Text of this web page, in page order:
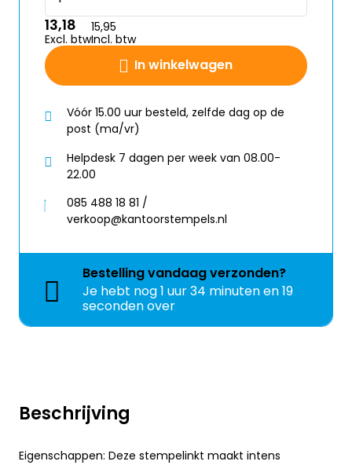
Beschrijving
Eigenschappen: Deze stempelinkt maakt intens
In winkelwagen
13,18
Excl. btw
15,95
Incl. btw
Vóór 15.00 uur besteld, zelfde dag op de
post (ma/vr)
Helpdesk 7 dagen per week van 08.00-
22.00
085 488 18 81 /
verkoop@kantoorstempels.nl
Bestellingvandaagverzonden?
Je hebt nog1 uur 34 minuten en 19
seconden over